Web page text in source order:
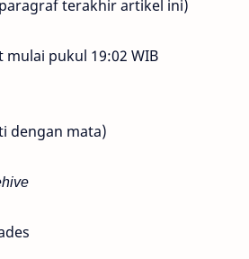
paragraf terakhir artikel ini)
mulai pukul 19:02 WIB
dengan mata)